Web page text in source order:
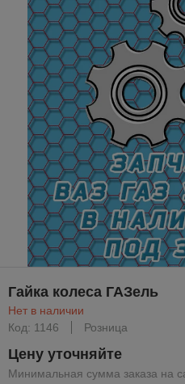
Гайка колеса ГАЗель
Нет в наличии
Код: 1146
Розница
Цену уточняйте
Минимальная сумма заказа на